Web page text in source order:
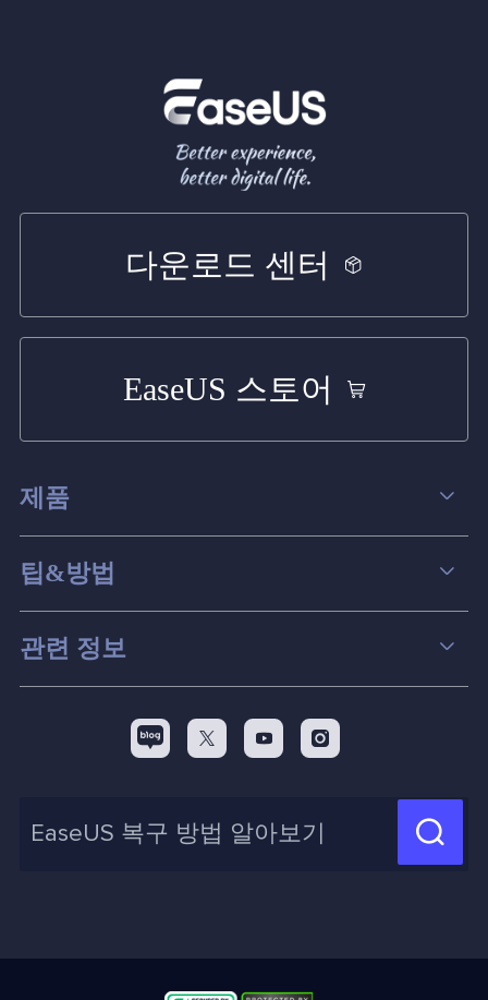
다운로드 센터
EaseUS 스토어
제품
데이터 복구
파티션 관리
스크린 레코더
백업&복원
신제품 New
팁&방법
컴퓨터 데이터 복구 팁
맥 데이터 복구 팁
디스크 파티션 팁
화면 녹화 팁
인사이트 보고서
관련 정보
리셀러
제휴 문의
  
